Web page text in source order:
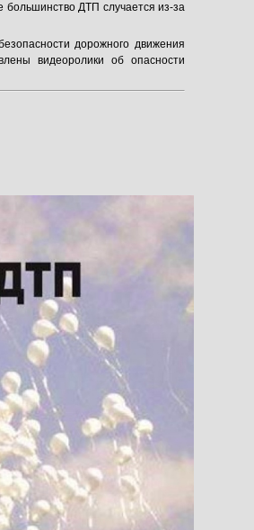
ДТП случается из-за
дорожного движения
видеоролики об опасности